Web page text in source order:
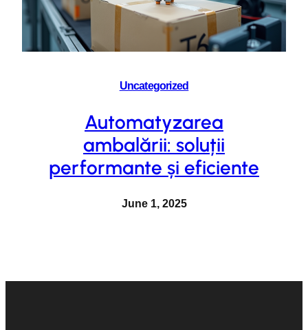
Uncategorized
Automatyzarea
ambalării: soluții
performante și eficiente
June 1, 2025